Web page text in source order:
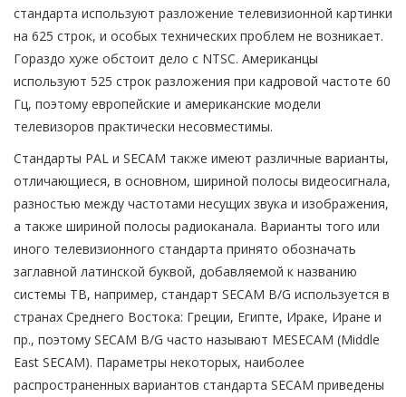
стандарта используют разложение телевизионной картинки
на 625 строк, и особых технических проблем не возникает.
Гораздо хуже обстоит дело с NTSC. Американцы
используют 525 строк разложения при кадровой частоте 60
Гц, поэтому европейские и американские модели
телевизоров практически несовместимы.
Стандарты PAL и SECAM также имеют различные варианты,
отличающиеся, в основном, шириной полосы видеосигнала,
разностью между частотами несущих звука и изображения,
а также шириной полосы радиоканала. Варианты того или
иного телевизионного стандарта принято обозначать
заглавной латинской буквой, добавляемой к названию
системы ТВ, например, стандарт SECAM B/G используется в
странах Среднего Востока: Греции, Египте, Ираке, Иране и
пр., поэтому SECAM B/G часто называют MESECAM (Middle
East SECAM). Параметры некоторых, наиболее
распространенных вариантов стандарта SECAM приведены